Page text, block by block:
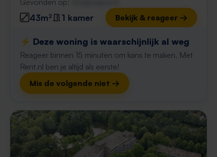
Gevonden op:
43m² 1 kamer Bekijk & reageer →
⚡️ Deze woning is waarschijnlijk al weg
Reageer binnen 15 minuten om kans te maken. Met
Rent.nl ben je altijd als eerste!
Mis de volgende niet →